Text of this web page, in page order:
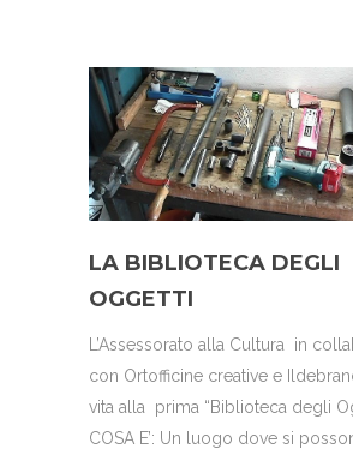
LA BIBLIOTECA DEGLI
OGGETTI
L’Assessorato alla Cultura in
con Ortofficine creative e
vita alla prima “Biblioteca degli
COSA E’: Un luogo dove si